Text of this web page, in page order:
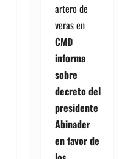
artero de
verasen
CMD
informa
sobre
decreto del
presidente
Abinader
en favor de